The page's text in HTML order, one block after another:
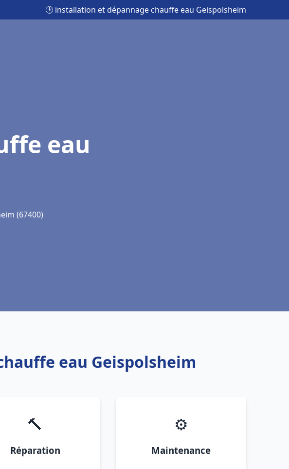
🕒 installation et dépannage chauffe eau Geispolsheim
eau
(67400)
eau Geispolsheim
🔨
Réparation
⚙️
Maintenance